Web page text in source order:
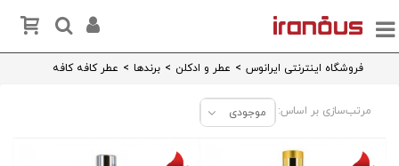
فروشگاه اینترنتی ایرانوس > عطر و ادکلن > برندها > عطر کافه کافه
مرتب‌سازی بر اساس: موجودی تخفیف روز